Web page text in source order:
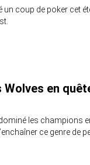
coup de poker cet
en
les champions
ce genre de